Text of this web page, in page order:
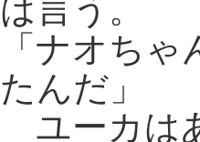
は言う。
「ナオち
たんだ」
ユーカは